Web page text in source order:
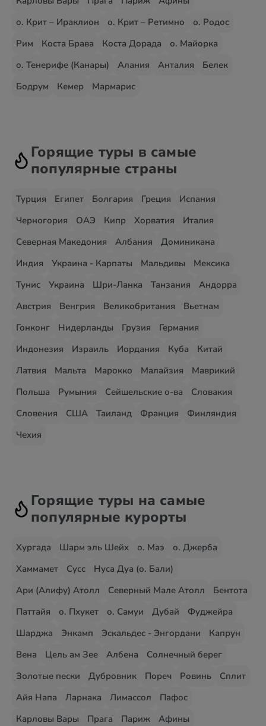
о. Крит – Ираклион
о. Крит – Ретимно
о. Родос
Рим
Коста Брава Коста Дорада
о. Майорка
о. Тенерифе (Канары)
Алания Анталия
Белек
Бодрум
Кемер Мармарис
Горящие туры в самые
популярные страны
Турция Египет Болгария Греция
Испания
Черногория
ОАЭ Кипр Хорватия
Италия
Северная Македония
Албания
Доминикана
Индия
Украина - Карпаты Мальдивы
Мексика
Тунис
Украина Шри-Ланка Танзания
Андорра
Австрия
Венгрия Великобритания
Вьетнам
Гонконг
Нидерланды Грузия
Германия
Индонезия
Израиль Иордания Куба
Китай
Латвия
Мальта Марокко Малайзия
Маврикий
Польша
Румыния Сейшельские о-ва
Словакия
Словения
США Таиланд Франция
Финляндия
Чехия
Горящие туры на самые
популярные курорты
Хургада Шарм эль Шейх о. Маэ
о. Джерба
Хаммамет
Сусс
Нуса Дуа (о. Бали)
Ари (Алифу) Атолл
Северный Мале Атолл
Бентота
Паттайя
о. Пхукет о. Самуи Дубай
Фуджейра
Шарджа
Энкамп Эскальдес - Энгордани
Капрун
Вена
Цель ам Зее Албена
Солнечный берег
Золотые пески
Дубровник Пореч Ровинь
Сплит
Айя Напа
Ларнака Лимассол
Пафос
Карловы Вары
Прага Париж
Афины